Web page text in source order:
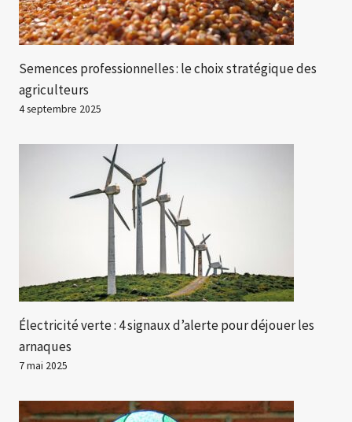
Semences professionnelles : le choix stratégique des
agriculteurs
4 septembre 2025
Électricité verte : 4 signaux d’alerte pour déjouer les
arnaques
7 mai 2025